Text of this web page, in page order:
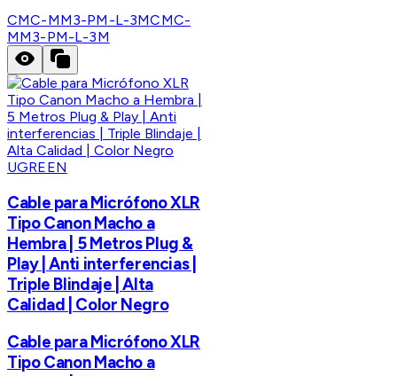
CMC-MM3-PM-L-3MCMC-
MM3-PM-L-3M
UGREEN
Cable para Micrófono XLR
Tipo Canon Macho a
Hembra | 5 Metros Plug &
Play | Anti interferencias |
Triple Blindaje | Alta
Calidad | Color Negro
Cable para Micrófono XLR
Tipo Canon Macho a